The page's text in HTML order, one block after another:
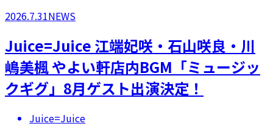
2026.7.31NEWS
Juice=Juice 江端妃咲・石山咲良・川
嶋美楓 やよい軒店内BGM「ミュージッ
クギグ」8月ゲスト出演決定！
Juice=Juice